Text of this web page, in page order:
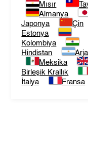
Mısır
Almanya
Japonya
Çin
Estonya
Kolombiya
Hindistan
Meksika
Birleşik Krallık
İtalya
Fransa